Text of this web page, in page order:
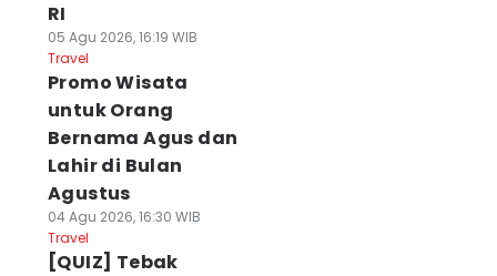
RI
05 Agu 2026, 16:19 WIB
Travel
Promo Wisata
untuk Orang
Bernama Agus dan
Lahir di Bulan
Agustus
04 Agu 2026, 16:30 WIB
Travel
[QUIZ] Tebak